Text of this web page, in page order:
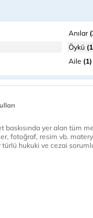
Anılar
Öykü
Aile (1)
baskısında yer alan tüm
fotoğraf, resim vb.
hukuki ve cezai